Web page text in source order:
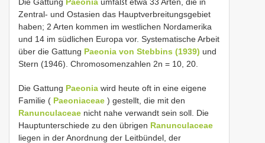
Zentral- und Ostasien das Hauptverbreitungsgebiet
haben; 2 Arten kommen im westlichen Nordamerika
und 14 im südlichen Europa vor. Systematische Arbeit
über die Gattung Paeonia von Stebbins (1939) und
Stern (1946). Chromosomenzahlen 2n = 10, 20.
Die Gattung Paeonia wird heute oft in eine eigene
Familie ( Paeoniaceae ) gestellt, die mit den
Ranunculaceae nicht nahe verwandt sein soll. Die
Hauptunterschiede zu den übrigen Ranunculaceae
liegen in der Anordnung der Leitbündel, der